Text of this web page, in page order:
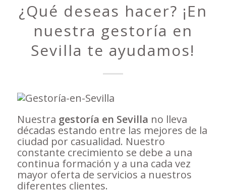
¿Qué deseas hacer? ¡En
nuestra gestoría en
Sevilla te ayudamos!
Nuestra gestoría en Sevilla no lleva
décadas estando entre las mejores de la
ciudad por casualidad. Nuestro
constante crecimiento se debe a una
continua formación y a una cada vez
mayor oferta de servicios a nuestros
diferentes clientes.